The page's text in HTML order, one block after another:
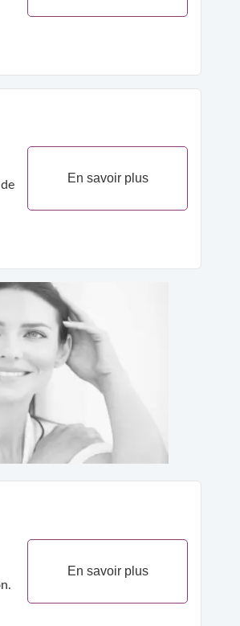
En savoir plus
En savoir plus